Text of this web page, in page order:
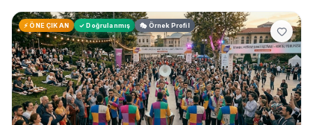
⚡ ÖNE ÇIKAN ✓ Doğrulanmış 🎭 Örnek Profil